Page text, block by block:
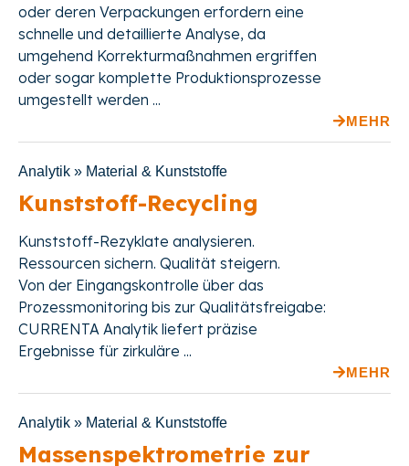
oder deren Verpackungen erfordern eine
schnelle und detaillierte Analyse, da
umgehend Korrekturmaßnahmen ergriffen
oder sogar komplette Produktionsprozesse
umgestellt werden ...
MEHR
Analytik » Material & Kunststoffe
Kunststoff-Recycling
Kunststoff-Rezyklate analysieren.
Ressourcen sichern. Qualität steigern.
Von der Eingangskontrolle über das
Prozessmonitoring bis zur Qualitätsfreigabe:
CURRENTA Analytik liefert präzise
Ergebnisse für zirkuläre ...
MEHR
Analytik » Material & Kunststoffe
Massenspektrometrie zur